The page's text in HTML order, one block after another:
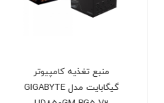
Prime B760M-K D4